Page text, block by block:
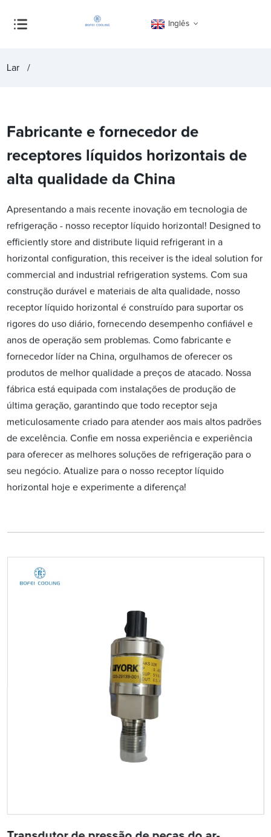
Inglês
Lar
Fabricante e fornecedor de
receptores líquidos horizontais de
alta qualidade da China
Apresentando a mais recente inovação em tecnologia de
refrigeração - nosso receptor líquido horizontal! Designed to
efficiently store and distribute liquid refrigerant in a
horizontal configuration, this receiver is the ideal solution for
commercial and industrial refrigeration systems. Com sua
construção durável e materiais de alta qualidade, nosso
receptor líquido horizontal é construído para suportar os
rigores do uso diário, fornecendo desempenho confiável e
anos de operação sem problemas. Como fabricante e
fornecedor líder na China, orgulhamos de oferecer os
produtos de melhor qualidade a preços de atacado. Nossa
fábrica está equipada com instalações de produção de
última geração, garantindo que todo receptor seja
meticulosamente criado para atender aos mais altos padrões
de excelência. Confie em nossa experiência e experiência
para oferecer as melhores soluções de refrigeração para o
seu negócio. Atualize para o nosso receptor líquido
horizontal hoje e experimente a diferença!